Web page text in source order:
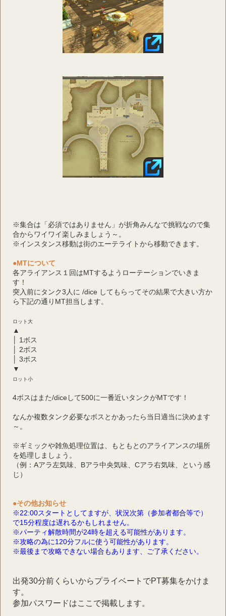
※集合は「必須ではありません」が折角みんなで挑戦なので集
合からワイワイ楽しみましょう～。
※インスタンス移動は街のエーテライトから移動できます。
●MTについて
各アライアンス１回はMTするようローテーションでいきま
す！
突入前にタンク3人に /dice してもらってその結果で大きい方か
ら下記の通りMT担当します。
ロット大
▲
│ 1ボス
│ 2ボス
│ 3ボス
▼
ロット小
4ボスはまた/diceして500に一番近いタンクがMTです！
なんか複数タンク必要なボスとかあったら当日適当に決めます
～。
※ギミックや雑魚処理位置は、もともとのアライアンスの場所
を処理しましょう。
（例：Aアラ左気味、Bアラ中央気味、Cアラ右気味、という感
じ）
●その他お知らせ
※22:00スタートとしてますが、状況次第（参加者都合等で）
で15分程度は遅れるかもしれません。
※パーティ解散時間が24時を超える可能性があります。
※攻略の為に120分フルに使う可能性があります。
※最後まで攻略できない場合もあります、ご了承ください。
出発30分前くらいからプライベートでPT募集をかけま
す。
参加パスワードはここで掲載します。